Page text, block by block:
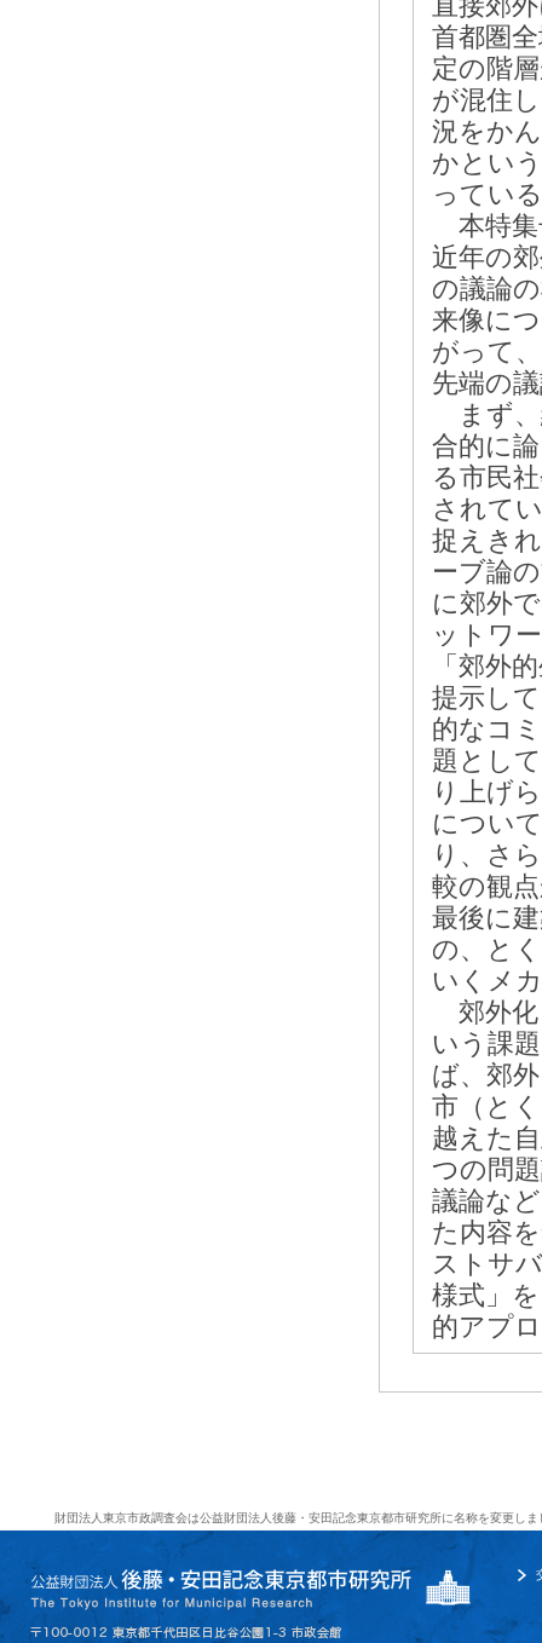
直接郊
首都圏
定の階
が混住
況をか
かとい
ってい
本特集
近年の
の議論
来像に
がって
先端の
まず、
合的に
る市民
されて
捉えき
ーブ論
に郊外
ットワ
「郊外
提示し
的なコ
題とし
り上げ
につい
り、さ
較の観
最後に
の、と
いくメ
郊外化
いう課
ば、郊
市（と
越えた
つの問
議論な
た内容
ストサ
様式」
的アプ
財団法人東京市政調査会は公益財団法人後藤・安田記念東京都市研究所に名称を変更しま